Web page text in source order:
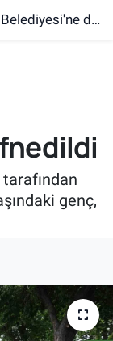
devredildi
genç,